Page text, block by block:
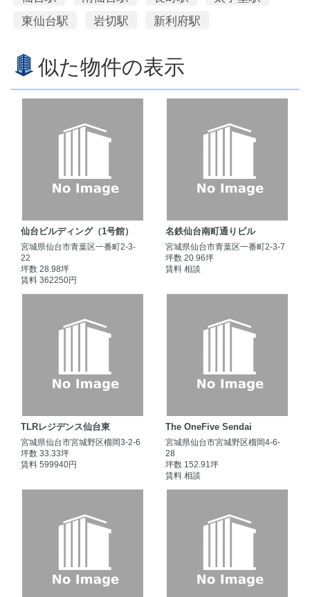
東仙台駅
岩切駅 新利府駅
似た物件の表示
仙台ビルディング（1号館）
宮城県仙台市青葉区一番町2-3-
22
坪数 28.98坪
賃料 362250円
名鉄仙台南町通りビル
宮城県仙台市青葉区一番町2-3-7
坪数 20.96坪
賃料 相談
TLRレジデンス仙台東
宮城県仙台市宮城野区榴岡3-2-6
坪数 33.33坪
賃料 599940円
The OneFive Sendai
宮城県仙台市宮城野区榴岡4-6-
28
坪数 152.91坪
賃料 相談